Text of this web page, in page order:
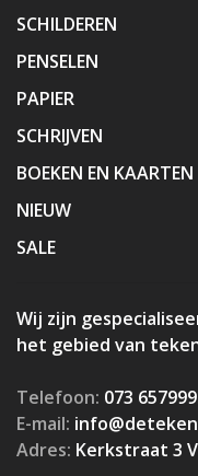
SCHILDEREN
PENSELEN
PAPIER
SCHRIJVEN
BOEKEN EN KAARTEN
NIEUW
SALE
Wij zijn
het gebied van
Telefoon: 073
E-mail:
Adres: Kerkstraat 3